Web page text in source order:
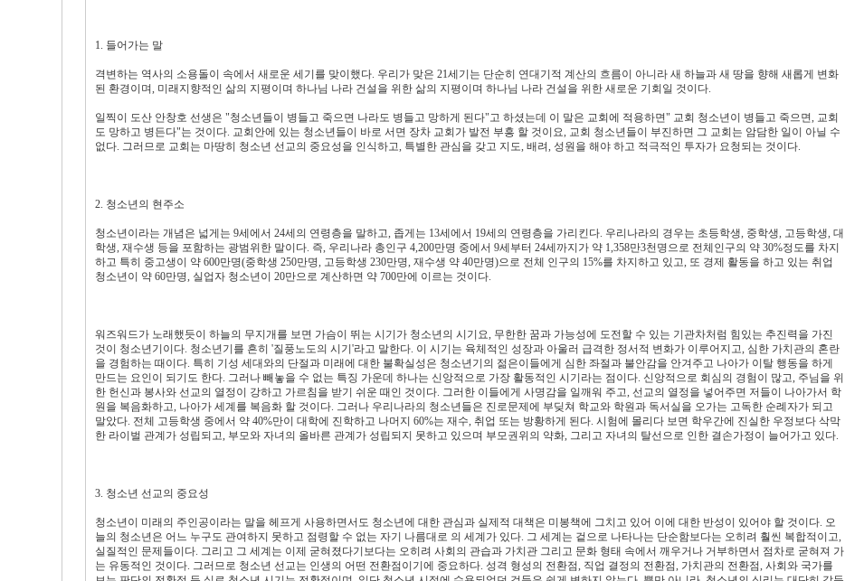
1. 들어가는 말
격변하는 역사의 소용돌이 속에서 새로운 세기를 맞이했다. 우리가 맞은 21세기는 단순히 연대기적 계산의 흐름이 아니라 새 하늘과 새 땅을 향해 새롭게 변화
된 환경이며, 미래지향적인 삶의 지평이며 하나님 나라 건설을 위한 삶의 지평이며 하나님 나라 건설을 위한 새로운 기회일 것이다.
일찍이 도산 안창호 선생은 "청소년들이 병들고 죽으면 나라도 병들고 망하게 된다"고 하셨는데 이 말은 교회에 적용하면" 교회 청소년이 병들고 죽으면, 교회
도 망하고 병든다"는 것이다. 교회안에 있는 청소년들이 바로 서면 장차 교회가 발전 부흥 할 것이요, 교회 청소년들이 부진하면 그 교회는 암담한 일이 아닐 수
없다. 그러므로 교회는 마땅히 청소년 선교의 중요성을 인식하고, 특별한 관심을 갖고 지도, 배려, 성원을 해야 하고 적극적인 투자가 요청되는 것이다.
2. 청소년의 현주소
청소년이라는 개념은 넓게는 9세에서 24세의 연령층을 말하고, 좁게는 13세에서 19세의 연령층을 가리킨다. 우리나라의 경우는 초등학생, 중학생, 고등학생, 대
학생, 재수생 등을 포함하는 광범위한 말이다. 즉, 우리나라 총인구 4,200만명 중에서 9세부터 24세까지가 약 1,358만3천명으로 전체인구의 약 30%정도를 차지
하고 특히 중고생이 약 600만명(중학생 250만명, 고등학생 230만명, 재수생 약 40만명)으로 전체 인구의 15%를 차지하고 있고, 또 경제 활동을 하고 있는 취업
청소년이 약 60만명, 실업자 청소년이 20만으로 계산하면 약 700만에 이르는 것이다.
워즈워드가 노래했듯이 하늘의 무지개를 보면 가슴이 뛰는 시기가 청소년의 시기요, 무한한 꿈과 가능성에 도전할 수 있는 기관차처럼 힘있는 추진력을 가진
것이 청소년기이다. 청소년기를 흔히 '질풍노도의 시기'라고 말한다. 이 시기는 육체적인 성장과 아울러 급격한 정서적 변화가 이루어지고, 심한 가치관의 혼란
을 경험하는 때이다. 특히 기성 세대와의 단절과 미래에 대한 불확실성은 청소년기의 젊은이들에게 심한 좌절과 불안감을 안겨주고 나아가 이탈 행동을 하게
만드는 요인이 되기도 한다. 그러나 빼놓을 수 없는 특징 가운데 하나는 신앙적으로 가장 활동적인 시기라는 점이다. 신앙적으로 회심의 경험이 많고, 주님을 위
한 헌신과 봉사와 선교의 열정이 강하고 가르침을 받기 쉬운 때인 것이다. 그러한 이들에게 사명감을 일깨워 주고, 선교의 열정을 넣어주면 저들이 나아가서 학
원을 복음화하고, 나아가 세계를 복음화 할 것이다. 그러나 우리나라의 청소년들은 진로문제에 부딪쳐 학교와 학원과 독서실을 오가는 고독한 순례자가 되고
말았다. 전체 고등학생 중에서 약 40%만이 대학에 진학하고 나머지 60%는 재수, 취업 또는 방황하게 된다. 시험에 몰리다 보면 학우간에 진실한 우정보다 삭막
한 라이벌 관계가 성립되고, 부모와 자녀의 올바른 관계가 성립되지 못하고 있으며 부모권위의 약화, 그리고 자녀의 탈선으로 인한 결손가정이 늘어가고 있다.
3. 청소년 선교의 중요성
청소년이 미래의 주인공이라는 말을 헤프게 사용하면서도 청소년에 대한 관심과 실제적 대책은 미봉책에 그치고 있어 이에 대한 반성이 있어야 할 것이다. 오
늘의 청소년은 어느 누구도 관여하지 못하고 점령할 수 없는 자기 나름대로 의 세계가 있다. 그 세계는 겉으로 나타나는 단순함보다는 오히려 훨씬 복합적이고,
실질적인 문제들이다. 그리고 그 세계는 이제 굳혀졌다기보다는 오히려 사회의 관습과 가치관 그리고 문화 형태 속에서 깨우거나 거부하면서 점차로 굳혀져 가
는 유동적인 것이다. 그러므로 청소년 선교는 인생의 어떤 전환점이기에 중요하다. 성격 형성의 전환점, 직업 결정의 전환점, 가치관의 전환점, 사회와 국가를